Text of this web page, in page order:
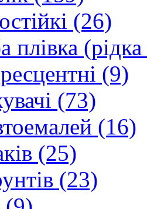
(26)
плівка
(9)
(73)
(16)
(25)
(23)